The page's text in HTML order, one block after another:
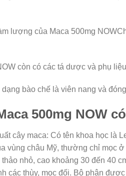
lượng của Maca 500mg
còn có các tá dược và phụ
bào chế là viên nang và
500mg NOW
cây maca: Có tên khoa học là
vùng châu Mỹ, thường chỉ mọc
nhỏ, cao khoảng 30 đến 40
các thùy, mọc đối. Bộ phận